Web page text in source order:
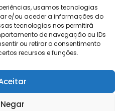
usamos tecnologias
e/ou aceder a informações do
tecnologias nos permitirá
de navegação ou IDs
ou retirar o consentimento
recursos e funções.
Negar